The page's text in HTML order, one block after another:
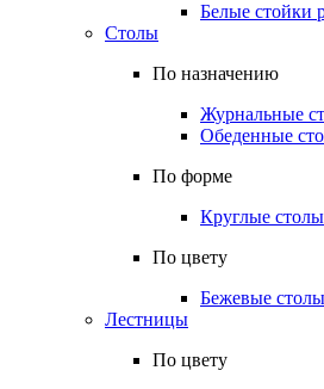
Белые стойки
Столы
По назначению
Журнальные
Обеденные
По форме
Круглые столы
По цвету
Бежевые столы
Лестницы
По цвету